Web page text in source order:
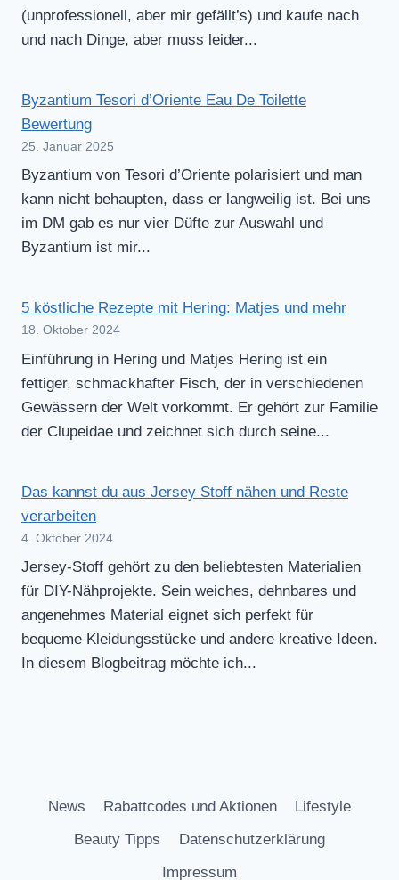
(unprofessionell, aber mir gefällt’s) und kaufe nach
und nach Dinge, aber muss leider...
Byzantium Tesori d’Oriente Eau De Toilette
Bewertung
25. Januar 2025
Byzantium von Tesori d’Oriente polarisiert und man
kann nicht behaupten, dass er langweilig ist. Bei uns
im DM gab es nur vier Düfte zur Auswahl und
Byzantium ist mir...
5 köstliche Rezepte mit Hering: Matjes und mehr
18. Oktober 2024
Einführung in Hering und Matjes Hering ist ein
fettiger, schmackhafter Fisch, der in verschiedenen
Gewässern der Welt vorkommt. Er gehört zur Familie
der Clupeidae und zeichnet sich durch seine...
Das kannst du aus Jersey Stoff nähen und Reste
verarbeiten
4. Oktober 2024
Jersey-Stoff gehört zu den beliebtesten Materialien
für DIY-Nähprojekte. Sein weiches, dehnbares und
angenehmes Material eignet sich perfekt für
bequeme Kleidungsstücke und andere kreative Ideen.
In diesem Blogbeitrag möchte ich...
News Rabattcodes und Aktionen
Lifestyle
Beauty Tipps
Datenschutzerklärung
Impressum